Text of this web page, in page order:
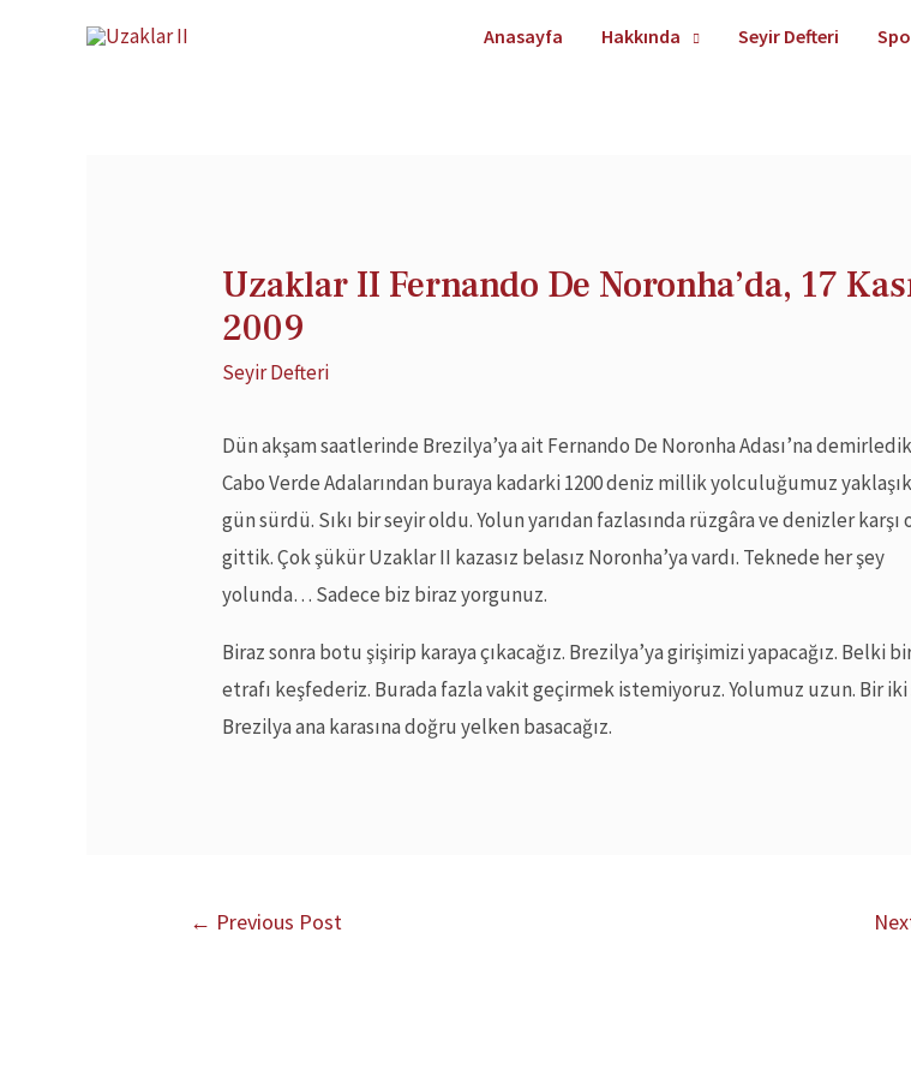
Anasayfa Hakkında Seyir Defteri
Uzaklar II Fernando De Noronha’da, 17
2009
Seyir Defteri
Dün akşam saatlerinde Brezilya’ya ait Fernando De Noronha Adası’na
Cabo Verde Adalarından buraya kadarki 1200 deniz millik yolculuğumuz
gün sürdü. Sıkı bir seyir oldu. Yolun yarıdan fazlasında rüzgâra ve denizler karşı
gittik. Çok şükür Uzaklar II kazasız belasız Noronha’ya vardı. Teknede her şey
yolunda… Sadece biz biraz yorgunuz.
Biraz sonra botu şişirip karaya çıkacağız. Brezilya’ya girişimizi yapacağız. Belki
etrafı keşfederiz. Burada fazla vakit geçirmek istemiyoruz. Yolumuz uzun. Bir iki
Brezilya ana karasına doğru yelken basacağız.
← Previous Post